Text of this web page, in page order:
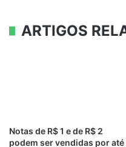
ARTIGOS
Notas de R$ 1 e de R$ 2
podem ser vendidas por até